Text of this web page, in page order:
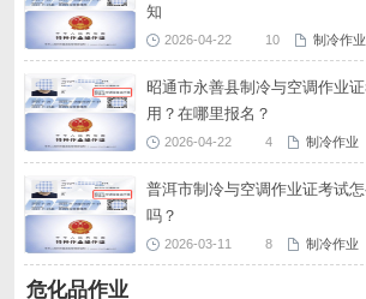
知
2026-04-22 10 制冷作业
昭通市永善县制冷与空调作业
用？在哪里报名？
2026-04-22 4 制冷作业
普洱市制冷与空调作业证考试
吗？
2026-03-11 8 制冷作业
危化品作业